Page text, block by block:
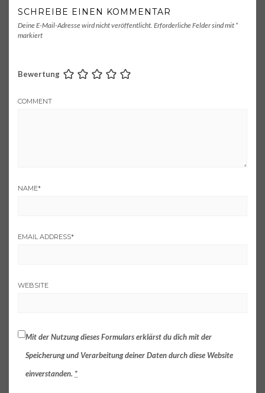
SCHREIBE EINEN KOMMENTAR
Deine E-Mail-Adresse wird nicht veröffentlicht. Erforderliche Felder sind mit *
markiert
Bewertung
COMMENT
NAME*
EMAIL ADDRESS*
WEBSITE
Mit der Nutzung dieses Formulars erklärst du dich mit der
Speicherung und Verarbeitung deiner Daten durch diese Website
einverstanden. *